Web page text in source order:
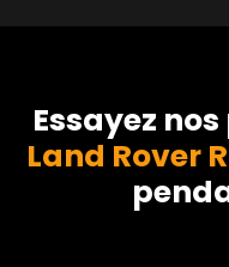
Essayez
Land Rover